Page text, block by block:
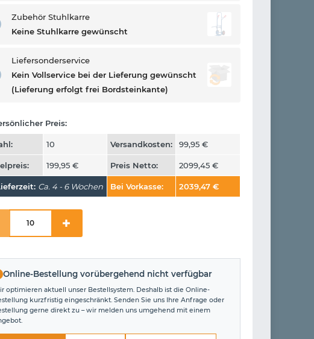
Zubehör Stuhlkarre
Keine Stuhlkarre gewünscht
Liefersonderservice
Kein Vollservice bei der Lieferung gewünscht
(Lieferung erfolgt frei Bordsteinkante)
Preis:
10 Versandkosten: 99,95 €
199,95 € Preis Netto: 2099,45 €
Ca. 4 - 6 Wochen Bei Vorkasse: 2039,47 €
Online-Bestellung vorübergehend nicht verfügbar
optimieren aktuell unser Bestellsystem. Deshalb ist die Online-
kurzfristig eingeschränkt. Senden Sie uns Ihre Anfrage oder
gerne direkt zu – wir melden uns umgehend mit einem